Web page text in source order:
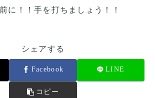
に！！手を打ちましょう！！
シェアする
Facebook LINE
コピー